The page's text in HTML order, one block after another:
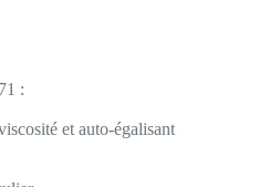
:
et auto-égalisant